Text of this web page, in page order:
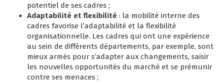
potentiel de ses cadres ;
Adaptabilité et flexibilité : la mobilité interne des
cadres favorise l’adaptabilité et la flexibilité
organisationnelle. Les cadres qui ont une expérience
au sein de différents départements, par exemple, sont
mieux armés pour s’adapter aux changements, saisir
les nouvelles opportunités du marché et se prémunir
contre ses menaces ;